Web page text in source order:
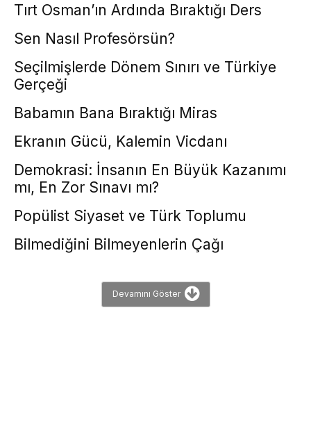
Tırt Osman’ın Ardında Bıraktığı Ders
Sen Nasıl Profesörsün?
Seçilmişlerde Dönem Sınırı ve Türkiye
Gerçeği
Babamın Bana Bıraktığı Miras
Ekranın Gücü, Kalemin Vicdanı
Demokrasi: İnsanın En Büyük Kazanımı
mı, En Zor Sınavı mı?
Popülist Siyaset ve Türk Toplumu
Bilmediğini Bilmeyenlerin Çağı
Devamını Göster